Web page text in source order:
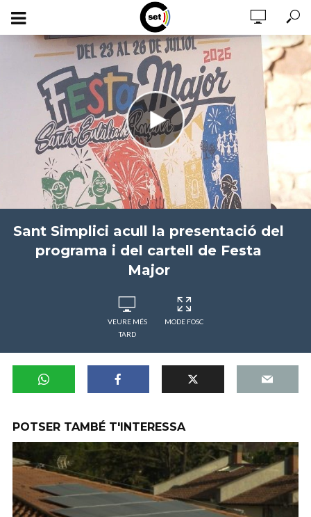
Sant Simplici acull la presentació del
programa i del cartell de Festa
Major
VEURE MÉS
TARD
MODE FOSC
POTSER TAMBÉ T'INTERESSA